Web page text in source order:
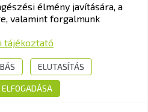
ÉS VIZSGAKÖZPONT
utca 8-10.
élmény javítására, a
valamint forgalmunk
tájékoztató
ELUTASÍTÁS